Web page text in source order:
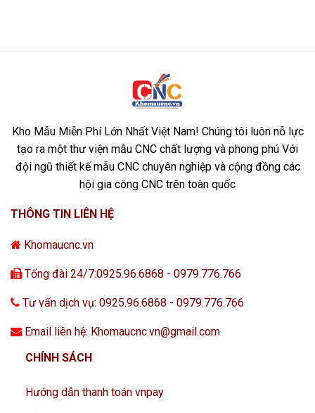
Kho Mẫu Miễn Phí Lớn Nhất Việt Nam! Chúng tôi luôn nỗ lực
tạo ra một thư viện mẫu CNC chất lượng và phong phú Với
đội ngũ thiết kế mẫu CNC chuyên nghiệp và cộng đồng các
hội gia công CNC trên toàn quốc
THÔNG TIN LIÊN HỆ
Khomaucnc.vn
Tổng đài 24/7:0925.96.6868 - 0979.776.766
Tư vấn dịch vụ: 0925.96.6868 - 0979.776.766
Email liên hệ: Khomaucnc.vn@gmail.com
CHÍNH SÁCH
Hướng dẫn thanh toán vnpay